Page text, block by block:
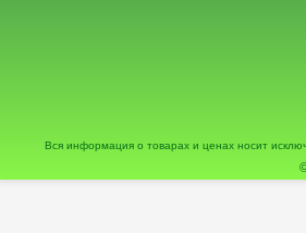
Вся информация о товарах и ценах носит